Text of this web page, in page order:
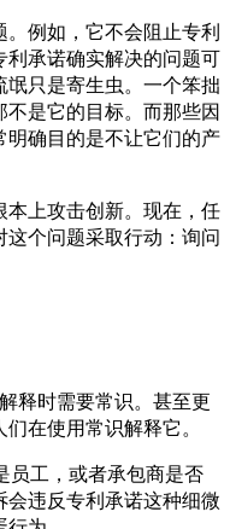
例如，它不会阻止专利
承诺确实解决的问题可
只是寄生虫。一个笨拙
是它的目标。而那些因
确目的是不让它们的产
本上攻击创新。现在，任
个问题采取行动：询问
释时需要常识。甚至更
在使用常识解释它。
员工，或者承包商是否
违反专利承诺这种细微